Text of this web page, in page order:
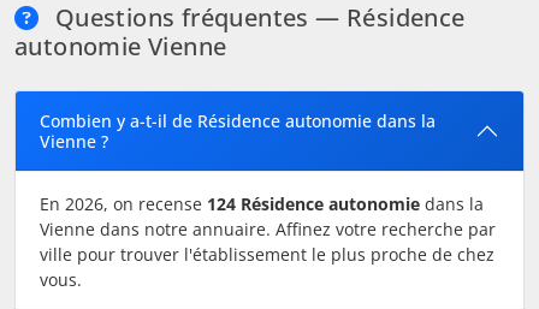
Questions fréquentes — Résidence
autonomie Vienne
Combien y a-t-il de Résidence autonomie dans la
Vienne ?
En 2026, on recense 124 Résidence autonomie dans la
Vienne dans notre annuaire. Affinez votre recherche par
ville pour trouver l'établissement le plus proche de chez
vous.